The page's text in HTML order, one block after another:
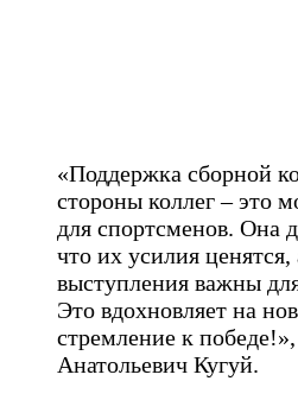
«Поддержка сборной
стороны коллег – это
для спортсменов. Она
что их усилия ценятся,
выступления важны
Это вдохновляет на
стремление к
Анатольевич Кугуй.